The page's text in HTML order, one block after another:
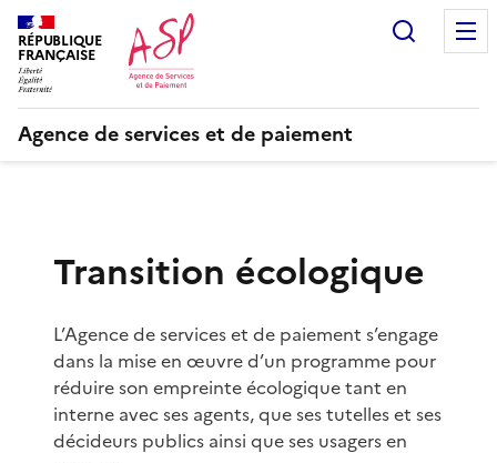
RÉPUBLIQUE
FRANÇAISE
Agence de services et de paiement
Transition écologique
L’Agence de services et de paiement s’engage
dans la mise en œuvre d’un programme pour
réduire son empreinte écologique tant en
interne avec ses agents, que ses tutelles et ses
décideurs publics ainsi que ses usagers en